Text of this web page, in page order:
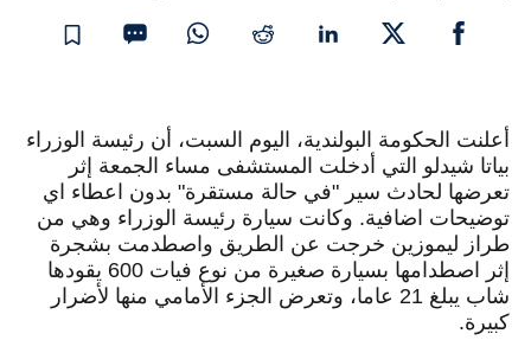
أعلنت الحكومة البولندية، اليوم السبت، أن رئيسة الوزراء
بياتا شيدلو التي أدخلت المستشفى مساء الجمعة إثر
تعرضها لحادث سير "في حالة مستقرة" بدون اعطاء اي
توضيحات اضافية. وكانت سيارة رئيسة الوزراء وهي من
طراز ليموزين خرجت عن الطريق واصطدمت بشجرة
إثر اصطدامها بسيارة صغيرة من نوع فيات 600 يقودها
شاب يبلغ 21 عاما، وتعرض الجزء الأمامي منها لأضرار
كبيرة.